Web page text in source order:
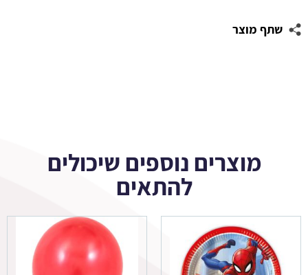
שתף מוצר
מוצרים נוספים שיכולים
להתאים